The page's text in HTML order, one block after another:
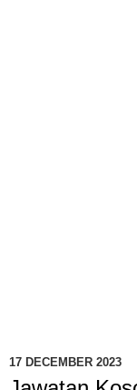
17 DECEMBER 2023